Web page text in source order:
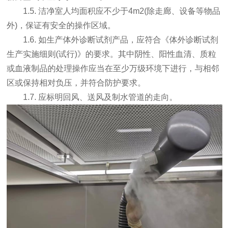
1.5. 洁净室人均面积应不少于4m2(除走廊、设备等物品
外)，保证有安全的操作区域。
1.6. 如生产体外诊断试剂产品，应符合《体外诊断试剂
生产实施细则(试行)》的要求。其中阴性、阳性血清、质粒
或血液制品的处理操作应当在至少万级环境下进行，与相邻
区或保持相对负压，并符合防护要求。
1.7. 应标明回风、送风及制水管道的走向。